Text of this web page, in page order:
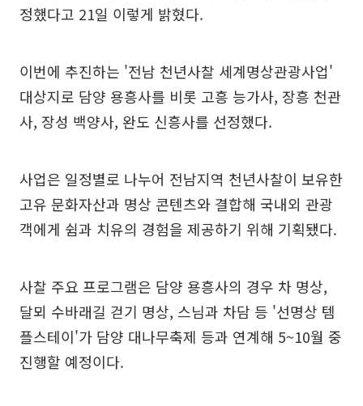
정했다고 21일 이렇게 밝혔다.
이번에 추진하는 '전남 천년사찰 세계명상관광사업'
대상지로 담양 용흥사를 비롯 고흥 능가사, 장흥 천관
사, 장성 백양사, 완도 신흥사를 선정했다.
사업은 일정별로 나누어 전남지역 천년사찰이 보유한
고유 문화자산과 명상 콘텐츠와 결합해 국내외 관광
객에게 쉼과 치유의 경험을 제공하기 위해 기획됐다.
사찰 주요 프로그램은 담양 용흥사의 경우 차 명상,
달뫼 수바래길 걷기 명상, 스님과 차담 등 '선명상 템
플스테이'가 담양 대나무축제 등과 연계해 5~10월 중
진행할 예정이다.